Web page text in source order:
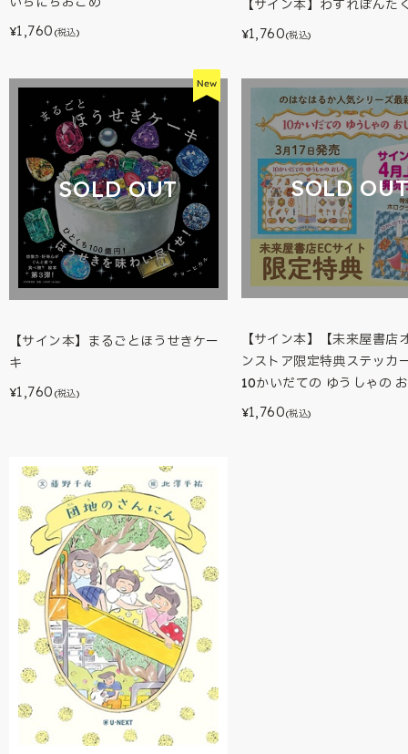
¥1,760 (税込)
【サイン本】わすれぽんた
¥1,760(税込)
SOLD OUT
【サイン本】まるごとほうせきケー
キ
¥1,760 (税込)
SOLD
【サイン本】【未来屋書店
ンストア限定特典ステッカ
10かいだての ゆうしゃの
¥1,760(税込)